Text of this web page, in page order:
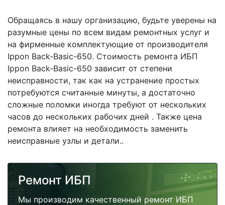
Обращаясь в нашу организацию, будьте уверены на
разумные цены по всем видам ремонтных услуг и
на фирменные комплектующие от производителя
Ippon Back-Basic-650. Стоимость ремонта ИБП
Ippon Back-Basic-650 зависит от степени
неисправности, так как на устранение простых
потребуются считанные минуты, а достаточно
сложные поломки иногда требуют от нескольких
часов до нескольких рабочих дней . Также цена
ремонта влияет на необходимость заменить
неисправные узлы и детали..
Ремонт ИБП
Мы производим качественный ремонт ИБП